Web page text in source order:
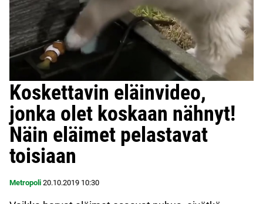
Koskettavin eläinvideo,
jonka olet koskaan nähnyt!
Näin eläimet pelastavat
toisiaan
Metropoli 20.10.2019 10:30